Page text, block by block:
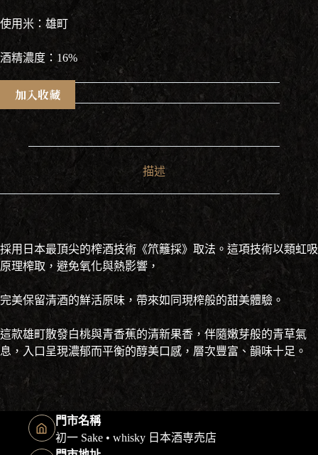
使用米：雄町
酒精濃度：16%
加入收藏
描述
採用日本最頂尖的榨酒技術《笊籬採》取法。這項技術以類虹吸
原理榨取，避免氧化與熱影響，
完美保留清酒的鮮活原味，帶來如同現榨般的甜美體驗。
這款雄町散發白桃與青香蕉的清新果香，伴隨嫩芽般的青草氣
息，入口呈現濃郁而平衡的醇美口感，層次豐富、韻味十足。
門市名稱
初一 Sake • whisky 日本酒専売店